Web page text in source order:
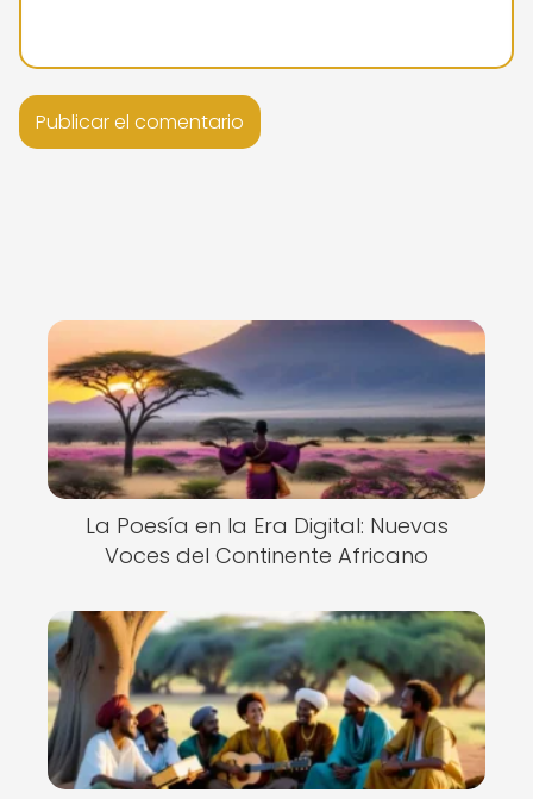
La Poesía en la Era Digital: Nuevas
Voces del Continente Africano